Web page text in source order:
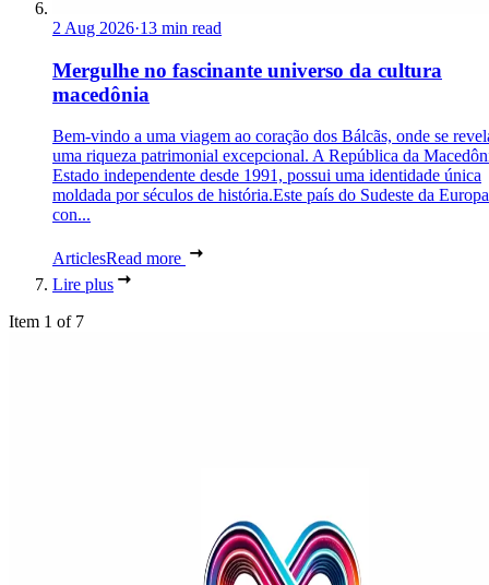
2 Aug 2026·13 min read
Mergulhe no fascinante universo da cultura
macedônia
Bem-vindo a uma viagem ao coração dos Bálcãs, onde se
uma riqueza patrimonial excepcional. A República da
Estado independente desde 1991, possui uma identidade única
moldada por séculos de história.Este país do Sudeste da Europa
con...
ArticlesRead more
Lire plus
Item 1 of 7